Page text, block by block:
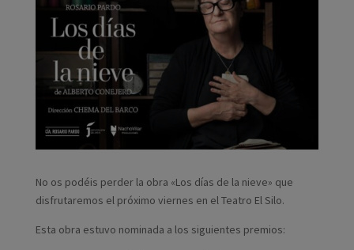
No os podéis perder la obra «Los días de la nieve» que
disfrutaremos el próximo viernes en el Teatro El Silo.
Esta obra estuvo nominada a los siguientes premios: